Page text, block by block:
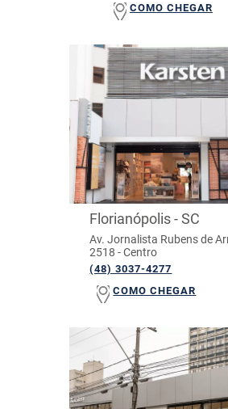
COMO CHEGAR
Florianópolis - SC
Av. Jornalista Rubens de
2518 - Centro
(48) 3037-4277
COMO CHEGAR